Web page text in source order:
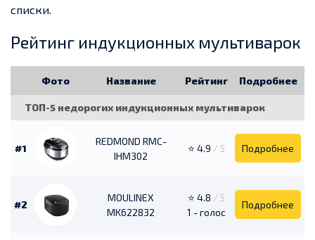
списки.
Рейтинг индукционных мультиварок
Фото Название Рейтинг Подробнее
ТОП-5 недорогих индукционных мультиварок
#1
REDMOND RMC-
IHM302
⭐ 4.9 / 5 Подробнее
#2
MOULINEX
MK622832
⭐ 4.8 / 5
1 - голос
Подробнее